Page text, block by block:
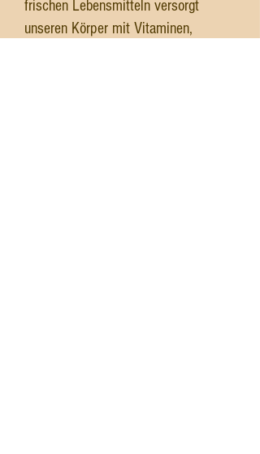
frischen Lebensmitteln versorgt
unseren Körper mit Vitaminen,